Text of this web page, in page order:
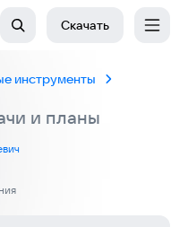
Скачать
инструменты
и планы